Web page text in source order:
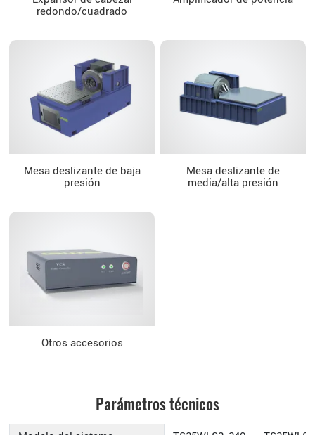
redondo/cuadrado
Mesa deslizante de baja
presión
Mesa deslizante de
media/alta presión
Otros accesorios
Parámetros técnicos